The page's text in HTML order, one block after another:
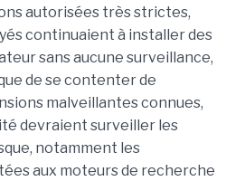
autorisées très strictes,
continuaient à installer des
sans aucune surveillance,
de se contenter de
malveillantes connues,
devraient surveiller les
notamment les
aux moteurs de recherche